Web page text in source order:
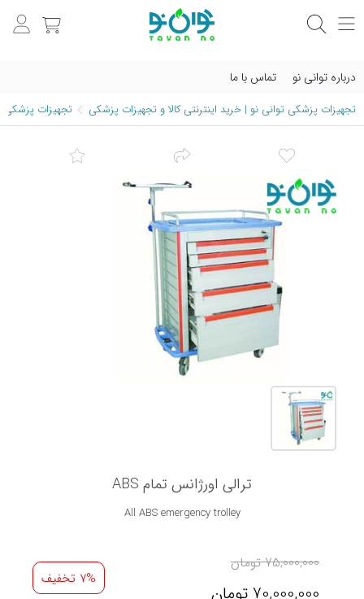
درباره توانی نو تماس با ما
تجهیزات پزشکی توانی نو | خرید اینترنتی کالا و تجهیزات پزشکی تجهیزات پزشکی
ترالی اورژانس تمام ABS
All ABS emergency trolley
75,000,000تومان
70,000,000تومان
7% تخفیف